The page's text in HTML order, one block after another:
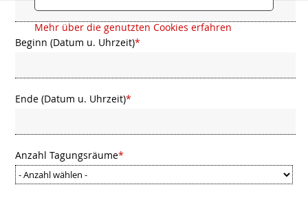
Beginn (Datum u. Uhrzeit)*
Ende (Datum u. Uhrzeit)*
Anzahl Tagungsräume*
Mehr über die genutzten Cookies erfahren